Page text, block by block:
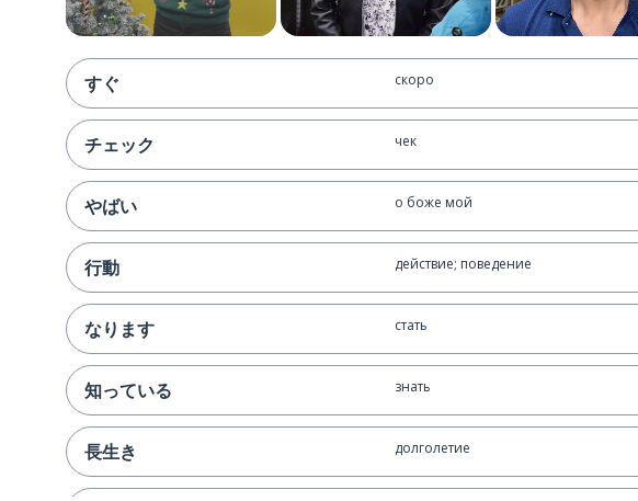
すぐ скоро
チェック чек
やばい о боже мой
行動 действие; поведение
なります стать
知っている знать
長生き долголетие